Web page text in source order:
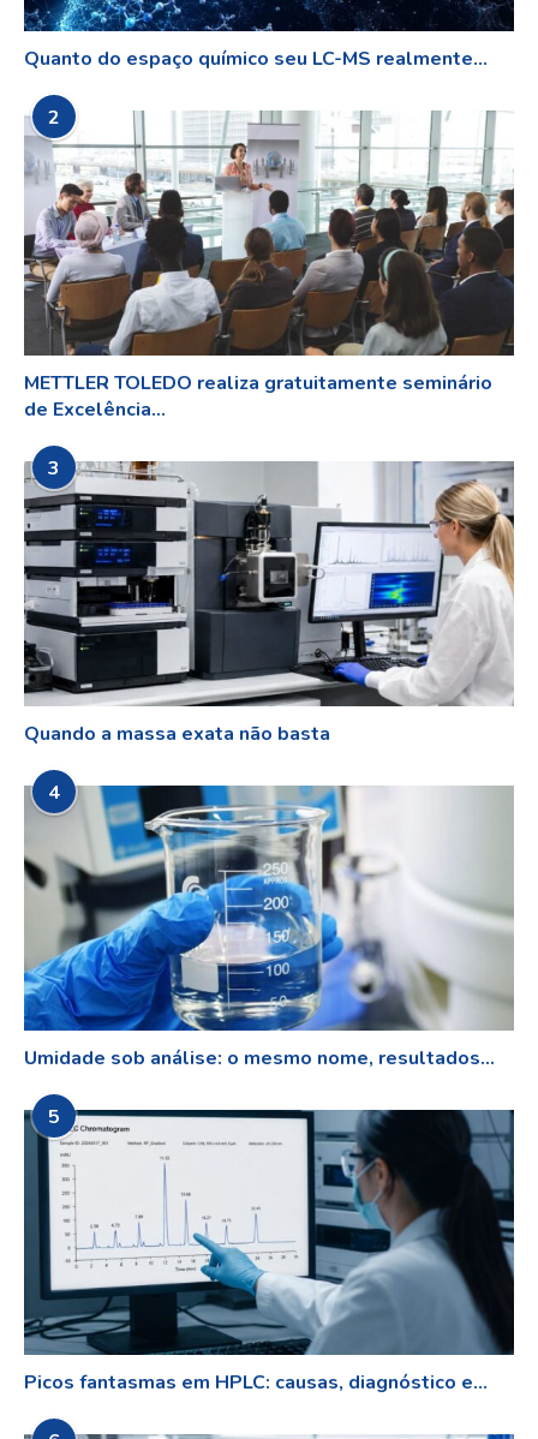
Quanto do espaço químico seu LC-MS realmente...
2
METTLER TOLEDO realiza gratuitamente seminário
de Excelência...
3
Quando a massa exata não basta
4
Umidade sob análise: o mesmo nome, resultados...
5
Picos fantasmas em HPLC: causas, diagnóstico e...